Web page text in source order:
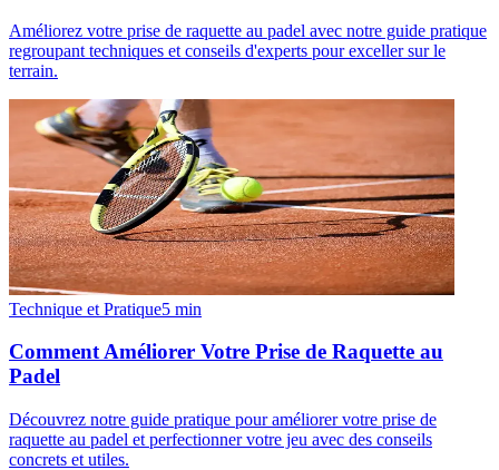
Améliorez votre prise de raquette au padel avec notre guide pratique
regroupant techniques et conseils d'experts pour exceller sur le
terrain.
Technique et Pratique5 min
Comment Améliorer Votre Prise de Raquette au
Padel
Découvrez notre guide pratique pour améliorer votre prise de
raquette au padel et perfectionner votre jeu avec des conseils
concrets et utiles.